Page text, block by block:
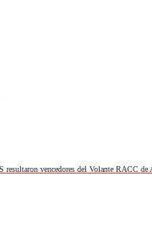
resultaron vencedores del Volante RACC de